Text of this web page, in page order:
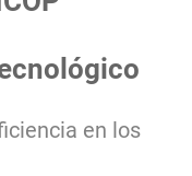
en los